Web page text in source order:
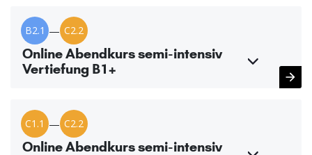
B2.1 — C2.2
Online Abendkurs semi-intensiv
Vertiefung B1+
C1.1 — C2.2
Online Abendkurs semi-intensiv